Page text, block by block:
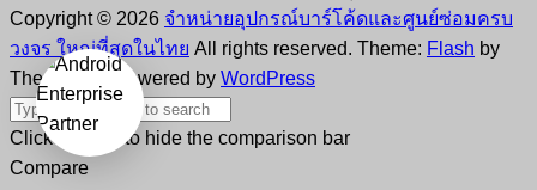
Copyright © 2026 จำหน่ายอุปกรณ์บาร์โค้ดและศูนย์ซ่อมครบ
วงจร ใหญ่ที่สุดในไทย All rights reserved. Theme: Flash by
ThemeGrill. Powered by WordPress
Click outside to hide the comparison bar
Compare